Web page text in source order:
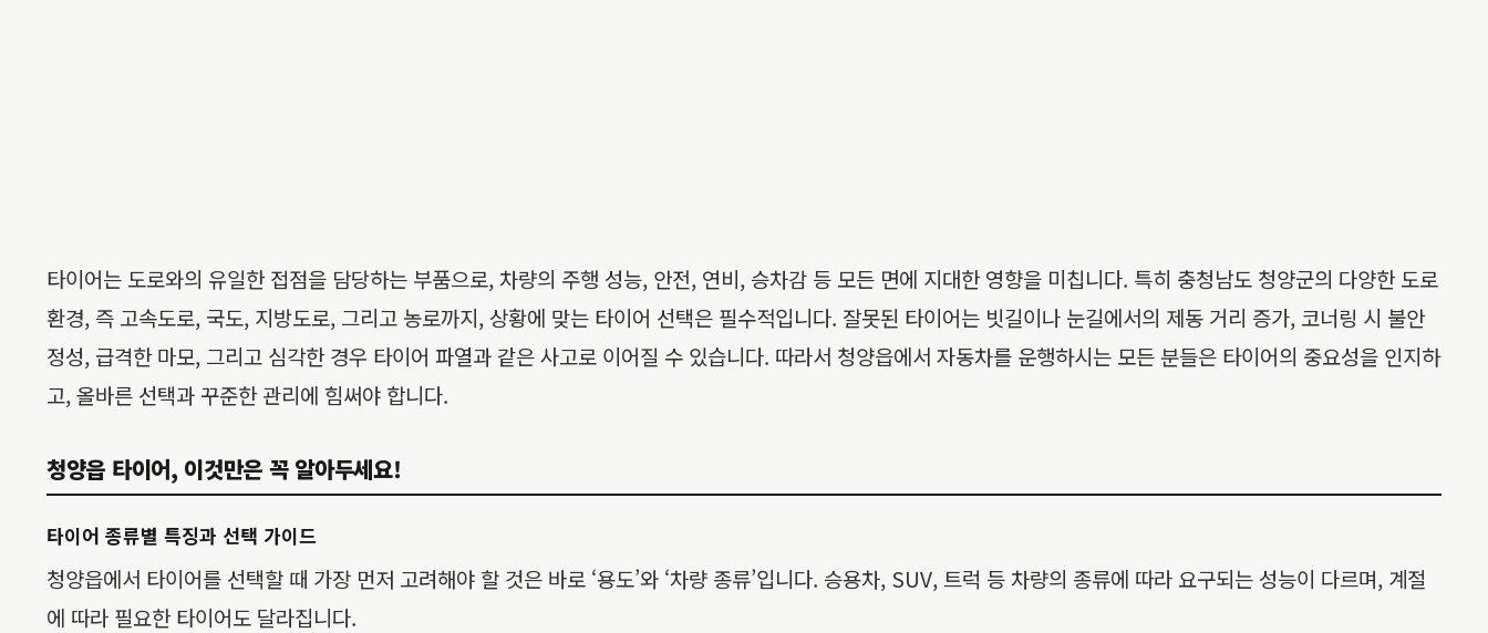
타이어는 도로와의 유일한 접점을 담당하는 부품으로, 차량의 주행 성능, 안전, 연비, 승차감 등 모든 면에 지대한 영향을 미칩니다. 특히 충청남도 청양군의 다양한 도로
환경, 즉 고속도로, 국도, 지방도로, 그리고 농로까지, 상황에 맞는 타이어 선택은 필수적입니다. 잘못된 타이어는 빗길이나 눈길에서의 제동 거리 증가, 코너링 시 불안
정성, 급격한 마모, 그리고 심각한 경우 타이어 파열과 같은 사고로 이어질 수 있습니다. 따라서 청양읍에서 자동차를 운행하시는 모든 분들은 타이어의 중요성을 인지하
고, 올바른 선택과 꾸준한 관리에 힘써야 합니다.
청양읍 타이어, 이것만은 꼭 알아두세요!
타이어 종류별 특징과 선택 가이드
청양읍에서 타이어를 선택할 때 가장 먼저 고려해야 할 것은 바로 ‘용도’와 ‘차량 종류’입니다. 승용차, SUV, 트럭 등 차량의 종류에 따라 요구되는 성능이 다르며, 계절
에 따라 필요한 타이어도 달라집니다.